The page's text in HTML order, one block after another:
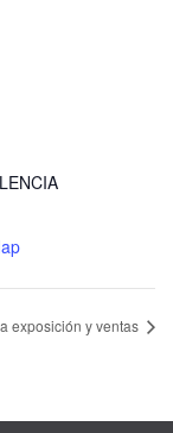
exposición y ventas